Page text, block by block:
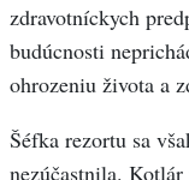
zdravotníckych
budúcnosti
ohrozeniu života a
Šéfka rezortu sa
nezúčastnila.